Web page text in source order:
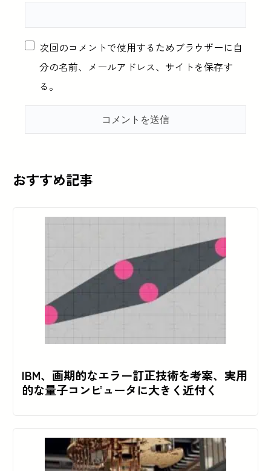
次回のコメントで使用するためブラウザーに自
分の名前、メールアドレス、サイトを保存す
る。
おすすめ記事
IBM、画期的なエラー訂正技術を考案、実用
的な量子コンピュータに大きく近付く